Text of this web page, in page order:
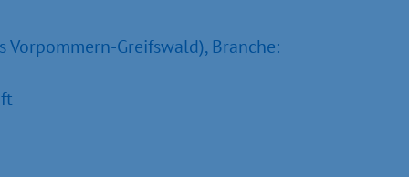
Greifswald), Branche: